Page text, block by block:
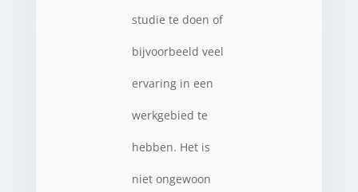
studie te doen of
bijvoorbeeld veel
ervaring in een
werkgebied te
hebben. Het is
niet ongewoon